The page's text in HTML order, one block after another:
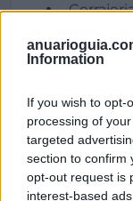
Information
If you wish to opt-
processing of
targeted
section to confirm
opt-out request is
interest-based
Servicios y
de Tierra
Seguridad y